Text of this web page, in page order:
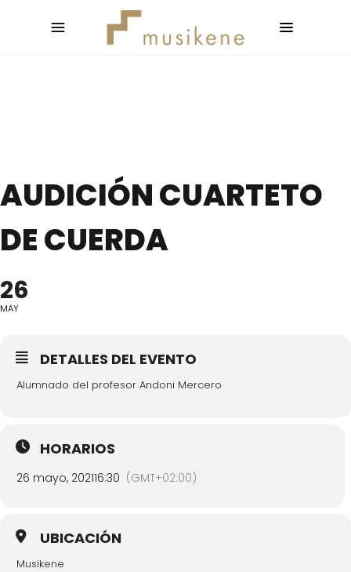
AUDICIÓN CUARTETO
DE CUERDA
26
MAY
DETALLES DEL EVENTO
Alumnado del profesor Andoni Mercero
HORARIOS
26 mayo, 202116:30 (GMT+02:00)
UBICACIÓN
Musikene